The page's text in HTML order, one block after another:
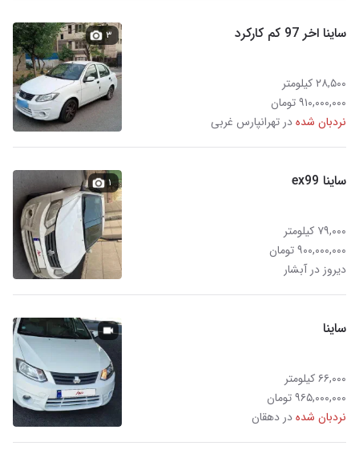
ساینا اخر 97 کم کارکرد
۲۸,۵۰۰ کیلومتر
۹۱۰,۰۰۰,۰۰۰ تومان
نردبان شدهدر تهرانپارس غربی
۳
ساینا ex99
۷۹,۰۰۰ کیلومتر
۹۰۰,۰۰۰,۰۰۰ تومان
دیروز در آبشار
۱
ساینا
۶۶,۰۰۰ کیلومتر
۹۶۵,۰۰۰,۰۰۰ تومان
نردبان شدهدر دهقان